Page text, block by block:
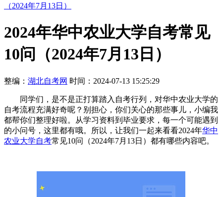
（2024年7月13日）
2024年华中农业大学自考常见
10问（2024年7月13日）
整编： 湖北自考网 时间：2024-07-13 15:25:29
同学们，是不是正打算踏入自考行列，对华中农业大学的
自考流程充满好奇呢？别担心，你们关心的那些事儿，小编我
都帮你们整理好啦。从学习资料到毕业要求，每一个可能遇到
的小问号，这里都有哦。所以，让我们一起来看看2024年华中
农业大学自考常见10问（2024年7月13日）都有哪些内容吧。